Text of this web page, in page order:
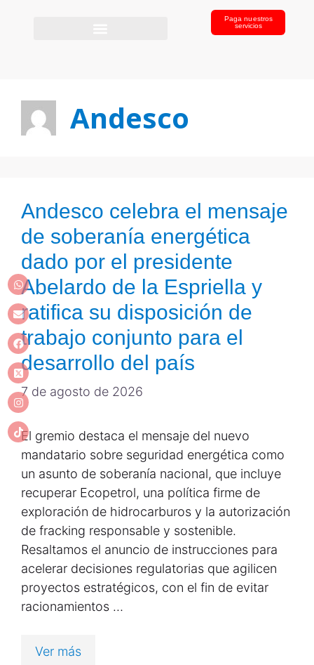
Paga nuestros
servicios
Andesco
Andesco celebra el mensaje
de soberanía energética
dado por el presidente
Abelardo de la Espriella y
ratifica su disposición de
trabajo conjunto para el
desarrollo del país
7 de agosto de 2026
El gremio destaca el mensaje del nuevo
mandatario sobre seguridad energética como
un asunto de soberanía nacional, que incluye
recuperar Ecopetrol, una política firme de
exploración de hidrocarburos y la autorización
de fracking responsable y sostenible.
Resaltamos el anuncio de instrucciones para
acelerar decisiones regulatorias que agilicen
proyectos estratégicos, con el fin de evitar
racionamientos …
Ver más